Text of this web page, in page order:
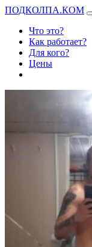
ПОДКОЛПА.КОМ
Что это?
Как работает?
Для кого?
Цены